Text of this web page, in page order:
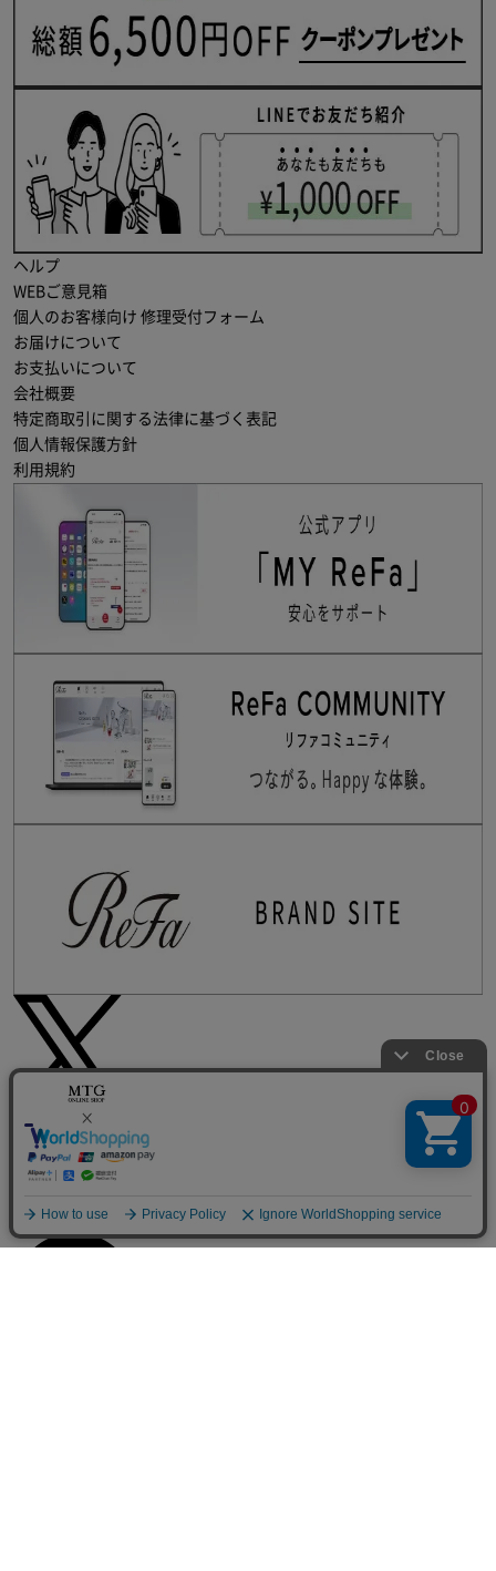
ヘルプ
WEBご意見箱
個人のお客様向け 修理受付フォーム
お届けについて
お支払いについて
会社概要
特定商取引に関する法律に基づく表記
個人情報保護方針
利用規約